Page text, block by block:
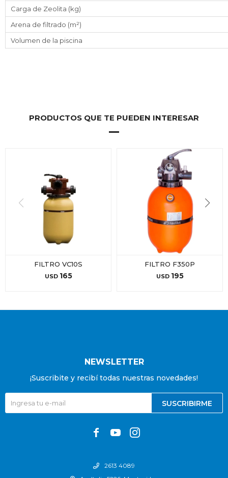
Carga de Zeolita (kg)
Arena de filtrado (m²)
Volumen de la piscina
PRODUCTOS QUE TE PUEDEN INTERESAR
FILTRO VC10S
USD 165
FILTRO F350P
USD 195
2613 4089
NEWSLETTER
¡Suscribite y recibí todas nuestras novedades!
SUSCRIBIRME
  